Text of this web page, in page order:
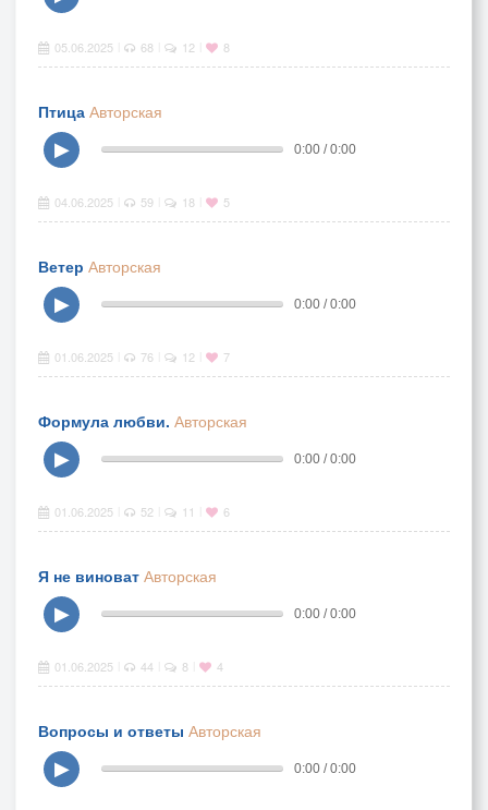
05.06.2025 68 12 8
Птица Авторская
▶
0:00 / 0:00
04.06.2025 59 18 5
Ветер Авторская
▶
0:00 / 0:00
01.06.2025 76 12 7
Формула любви. Авторская
▶
0:00 / 0:00
01.06.2025 52 11 6
Я не виноват Авторская
▶
0:00 / 0:00
01.06.2025 44 8 4
Вопросы и ответы Авторская
▶
0:00 / 0:00